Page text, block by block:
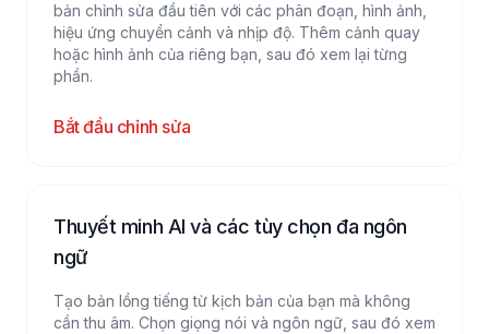
bản chỉnh sửa đầu tiên với các phân đoạn, hình ảnh,
hiệu ứng chuyển cảnh và nhịp độ. Thêm cảnh quay
hoặc hình ảnh của riêng bạn, sau đó xem lại từng
phần.
Bắt đầu chỉnh sửa
Thuyết minh AI và các tùy chọn đa ngôn
ngữ
Tạo bản lồng tiếng từ kịch bản của bạn mà không
cần thu âm. Chọn giọng nói và ngôn ngữ, sau đó xem